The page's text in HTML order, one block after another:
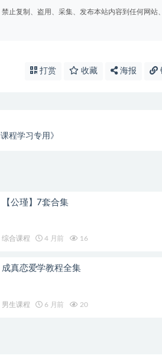
止复制、盗用、采集、发布本站内容到任何网站
打赏 收藏 海报
程学习专用》
【公瑾】7套合集
综合课程 4 月前 16
成真恋爱学教程全集
男生课程 6 月前 20